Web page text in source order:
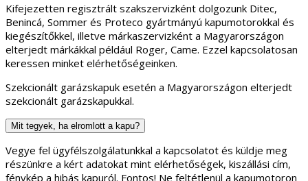
Kifejezetten regisztrált szakszervizként dolgozunk Ditec,
Benincá, Sommer és Proteco gyártmányú kapumotorokkal és
kiegészítőkkel, illetve márkaszervizként a Magyarországon
elterjedt márkákkal például Roger, Came. Ezzel kapcsolatosan
keressen minket elérhetőségeinken.
Szekcionált garázskapuk esetén a Magyarországon elterjedt
szekcionált garázskapukkal.
Mit tegyek, ha elromlott a kapu?
Vegye fel ügyfélszolgálatunkkal a kapcsolatot és küldje meg
részünkre a kért adatokat mint elérhetőségek, kiszállási cím,
fénykép a hibás kapuról. Fontos! Ne feltétlenül a kapumotoron